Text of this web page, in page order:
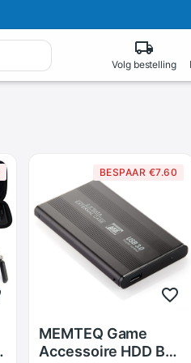
Volg bestelling
BESPAAR €7.60
MEMTEQ Game
Accessoire HDD Box